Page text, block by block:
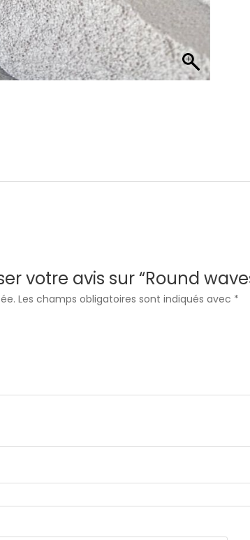
votre avis sur “Round
Les champs obligatoires sont indiqués avec *